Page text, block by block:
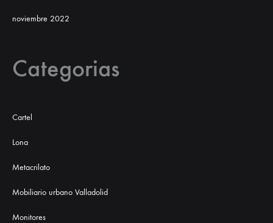
noviembre 2022
Categorias
Cartel
Lona
Metacrilato
Mobiliario urbano Valladolid
Monitores